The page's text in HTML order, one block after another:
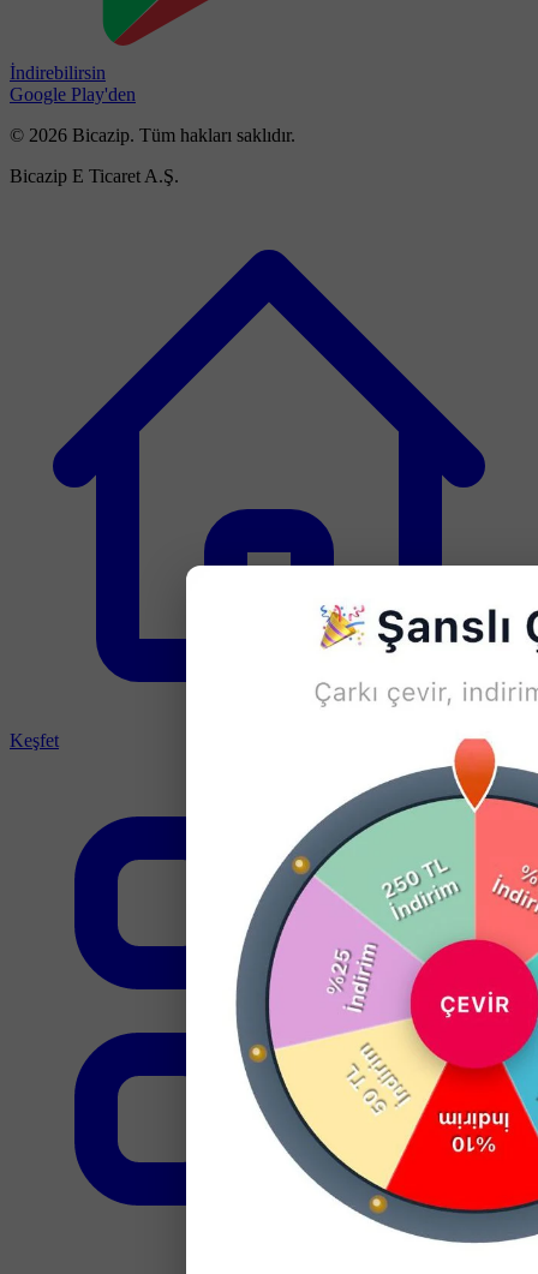
İndirebilirsin
Google Play'den
© 2026 Bicazip. Tüm hakları saklıdır.
Bicazip E Ticaret A.Ş.
Keşfet